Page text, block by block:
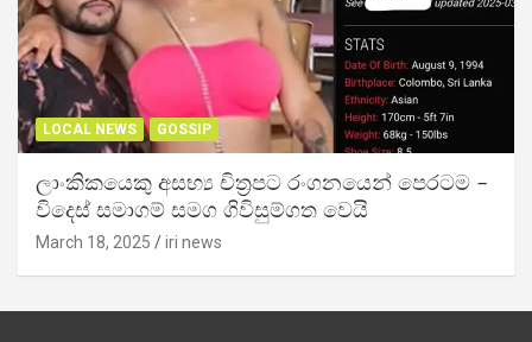
LOCAL NEWS GOSSIP
ලාංකිකයෙකු අසභ්‍ය චිත්‍රපට රංගනයෙන් පෙරටම –
විදෙස් සමාගම් සමග ගිවිසුම්ගත වෙයි
March 18, 2025 iri news